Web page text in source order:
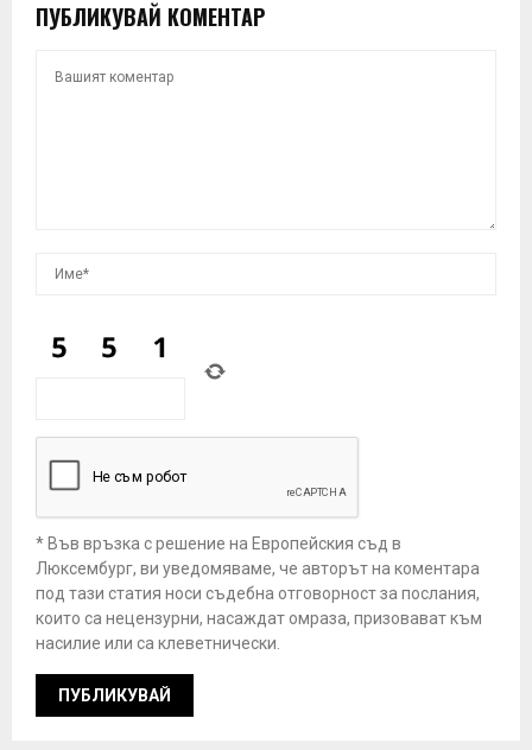
ПУБЛИКУВАЙ КОМЕНТАР
* Във връзка с решение на Европейския съд в
Люксембург, ви уведомяваме, че авторът на коментара
под тази статия носи съдебна отговорност за послания,
които са нецензурни, насаждат омраза, призовават към
насилие или са клеветнически.